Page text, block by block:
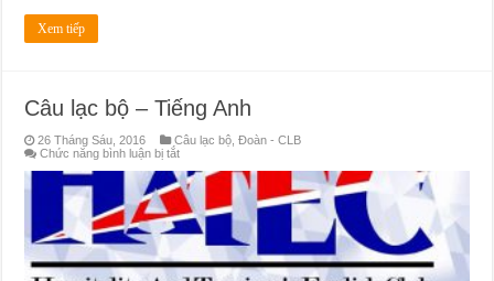
Xem tiếp
Câu lạc bộ – Tiếng Anh
26 Tháng Sáu, 2016 Câu lạc bộ ,Đoàn - CLB
Chức năng bình luận bị tắtở
lạc
bộ
–
Tiếng
Anh